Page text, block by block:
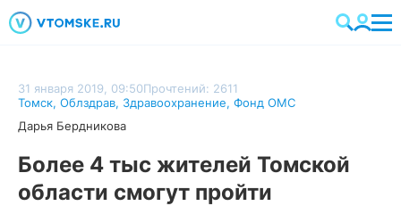
31 января 2019, 09:50Прочтений: 2611
Томск, Облздрав, Здравоохранение, Фонд ОМС
Дарья Бердникова
Более 4 тыс жителей Томской
области смогут пройти